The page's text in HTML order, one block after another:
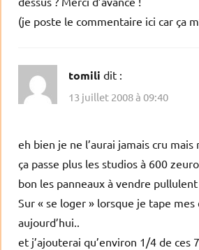
(je poste le commentaire ici car ça
tomili dit :
13 juillet 2008 à 09:40
eh bien je ne l’aurai jamais cru
ça passe plus les studios à 600
bon les panneaux à vendre
Sur « se loger » lorsque je tape
aujourd’hui..
et j’ajouterai qu’environ 1/4 de ces